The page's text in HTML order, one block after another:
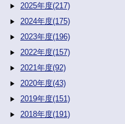
2025年度(217)
2024年度(175)
2023年度(196)
2022年度(157)
2021年度(92)
2020年度(43)
2019年度(151)
2018年度(191)